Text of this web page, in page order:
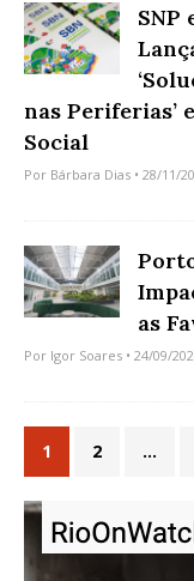
SNP
nas Periferias’
Social
Por Bárbara Dias • 28/11/
as
Por Igor Soares • 24/09/
1 2 …